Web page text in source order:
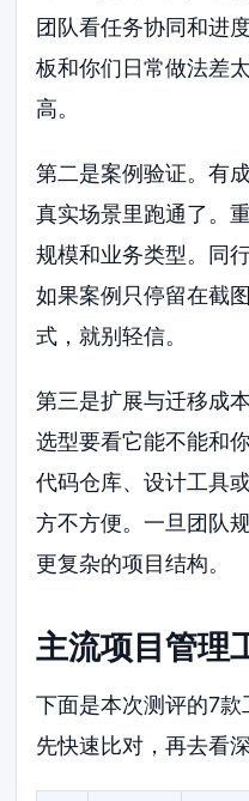
团队看任务协同和进
板和你们日常做法差
高。
第二是案例验证。有
真实场景里跑通了。
规模和业务类型。同
如果案例只停留在截
式，就别轻信。
第三是扩展与迁移成
选型要看它能不能和
代码仓库、设计工具
方不方便。一旦团队
更复杂的项目结构。
主流项目管理
下面是本次测评的7
先快速比对，再去看